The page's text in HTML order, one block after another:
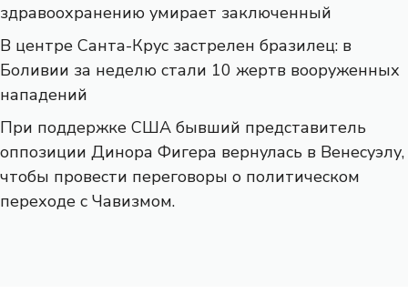
здравоохранению умирает заключенный
В центре Санта-Крус застрелен бразилец: в
Боливии за неделю стали 10 жертв вооруженных
нападений
При поддержке США бывший представитель
оппозиции Динора Фигера вернулась в Венесуэлу,
чтобы провести переговоры о политическом
переходе с Чавизмом.